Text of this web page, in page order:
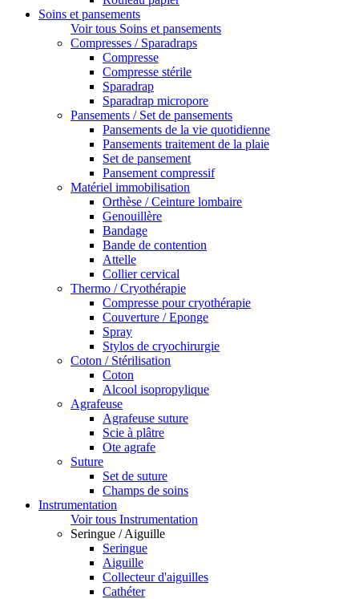
Soins et pansements
Voir tous Soins et pansements
Compresses / Sparadraps
Compresse
Compresse stérile
Sparadrap
Sparadrap micropore
Pansements / Set de pansements
Pansements de la vie quotidienne
Pansements traitement de la plaie
Set de pansement
Pansement compressif
Matériel immobilisation
Orthèse / Ceinture lombaire
Genouillère
Bandage
Bande de contention
Attelle
Collier cervical
Thermo / Cryothérapie
Compresse pour cryothérapie
Couverture / Eponge
Spray
Stylos de cryochirurgie
Coton / Stérilisation
Coton
Alcool isopropylique
Agrafeuse
Agrafeuse suture
Scie à plâtre
Ote agrafe
Suture
Set de suture
Champs de soins
Instrumentation
Voir tous Instrumentation
Seringue / Aiguille
Seringue
Aiguille
Collecteur d'aiguilles
Cathéter